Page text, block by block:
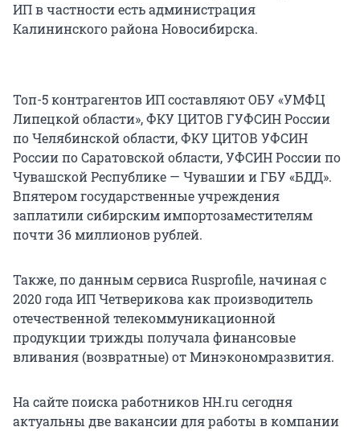
ИП в частности есть администрация
Калининского района Новосибирска.
Топ-5 контрагентов ИП составляют ОБУ «УМФЦ
Липецкой области», ФКУ ЦИТОВ ГУФСИН России
по Челябинской области, ФКУ ЦИТОВ УФСИН
России по Саратовской области, УФСИН России по
Чувашской Республике — Чувашии и ГБУ «БДД».
Впятером государственные учреждения
заплатили сибирским импортозаместителям
почти 36 миллионов рублей.
Также, по данным сервиса Rusprofile, начиная с
2020 года ИП Четверикова как производитель
отечественной телекоммуникационной
продукции трижды получала финансовые
вливания (возвратные) от Минэкономразвития.
На сайте поиска работников HH.ru сегодня
актуальны две вакансии для работы в компании